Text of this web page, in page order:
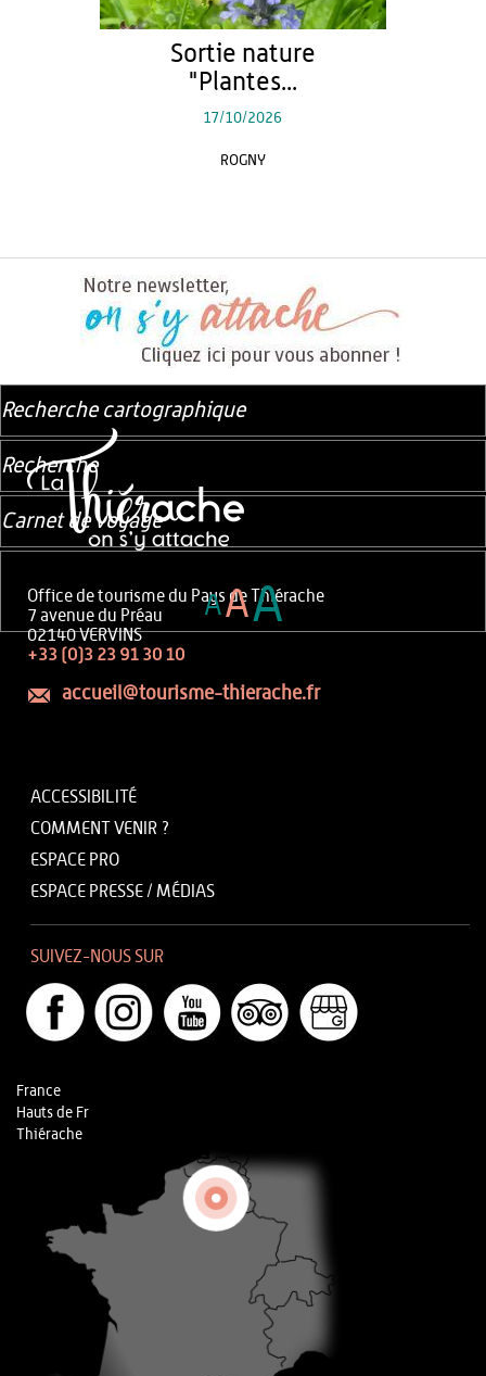
Sortie nature
"Plantes...
17/10/2026
ROGNY
Office de tourisme du Pays de Thiérache
7 avenue du Préau
02140 VERVINS
+33 (0)3 23 91 30 10
accueil@tourisme-thierache.fr
ACCESSIBILITÉ
COMMENT VENIR ?
ESPACE PRO
ESPACE PRESSE / MÉDIAS
SUIVEZ-NOUS SUR
France
Hauts de Fr
Thiérache
Recherche cartographique
Recherche
Carnet de voyage
AAA